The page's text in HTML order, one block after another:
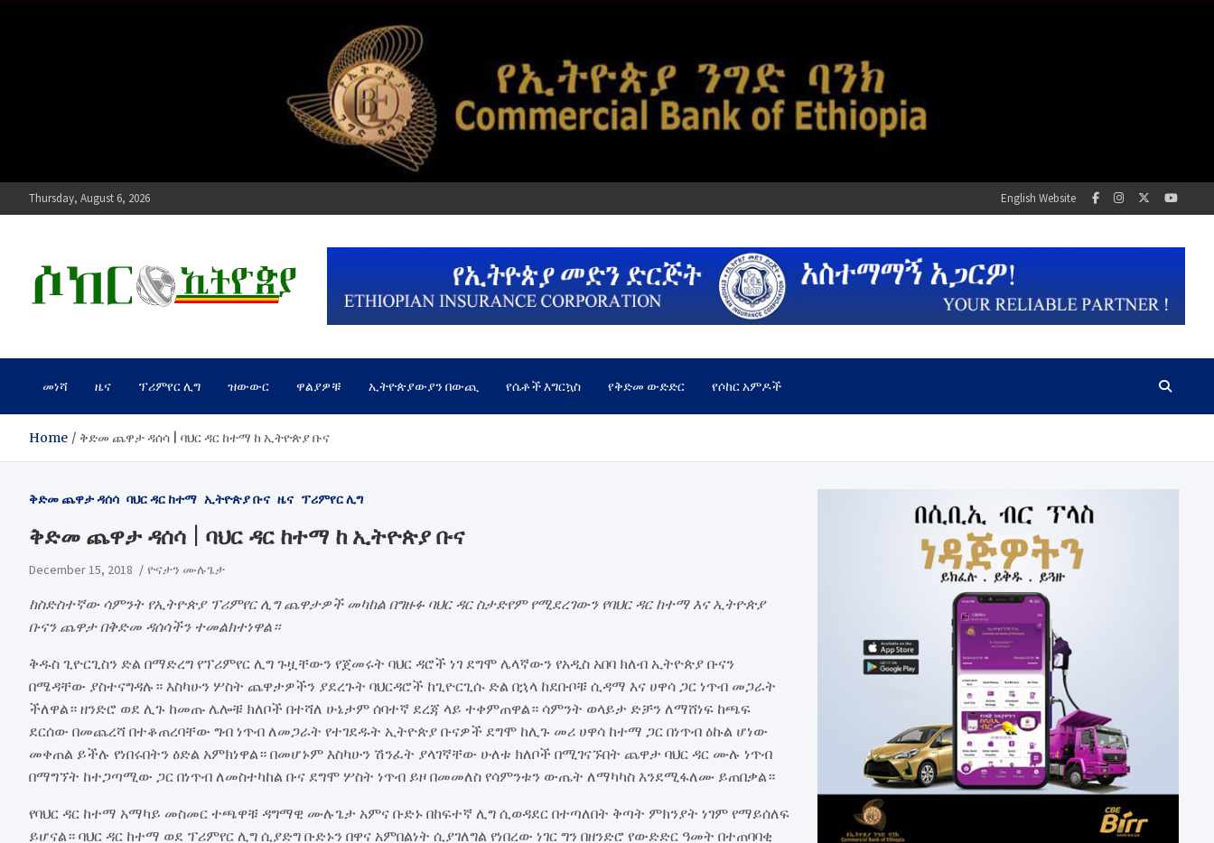
Thursday, August 6, 2026 English Website
ሶከር ኢትዮጵያ
መነሻ ዜና ፕሪምየር ሊግ ዝውውር ዋልያዎቹ ኢትዮጵያውያን በውጪ የሴቶች እግርኳስ የቅድመ ውድድር የሶከር አምዶች
Home ቅድመ ጨዋታ ዳሰሳ | ባህር ዳር ከተማ ከ ኢትዮጵያ ቡና
ቅድመ ጨዋታ ዳሰሳ ባህር ዳር ከተማ ኢትዮጵያ ቡና ዜና ፕሪምየር ሊግ
ቅድመ ጨዋታ ዳሰሳ | ባህር ዳር ከተማ ከ ኢትዮጵያ ቡና
December 15, 2018 ዮናታን ሙሉጌታ
ከስድስተኛው ሳምንት የኢትዮጵያ ፕሪምየር ሊግ ጨዋታዎች መካከል በግዙፉ ባህር ዳር ስታድየም የሚደረገውን የባህር ዳር ከተማ እና ኢትዮጵያ
ቡናን ጨዋታ በቅድመ ዳሰሳችን ተመልክተነዋል።
ቅዱስ ጊዮርጊስን ድል በማድረግ የፕሪምየር ሊግ ጉዟቸውን የጀመሩት ባህር ዳሮች ነገ ደግሞ ሌላኛውን የአዲስ አበባ ክለብ ኢትዮጵያ ቡናን
በሜዳቸው ያስተናግዳሉ። እስካሁን ሦስት ጨዋታዎችን ያደረጉት ባህርዳሮች ከጊዮርጊሱ ድል በኋላ ከደቡቦቹ ሲዳማ እና ሀዋሳ ጋር ነጥብ መጋራት
ችለዋል። ዘንድሮ ወደ ሊጉ ከመጡ ሌሎቹ ክለቦች በተሻለ ሁኔታም ሰባተኛ ደረጃ ላይ ተቀምጠዋል። ሳምንት ወላይታ ድቻን ለማሸነፍ ከጫፍ
ደርሰው በመጨረሻ በተቆጠረባቸው ግብ ነጥብ ለመጋራት የተገደዱት ኢትዮጵያ ቡናዎች ደግሞ ከሊጉ መሪ ሀዋሳ ከተማ ጋር በነጥብ ዕኩል ሆነው
መቀጠል ይችሉ የነበሩበትን ዕድል አምክነዋል። በመሆኑም እስካሁን ሽንፈት ያላገኛቸው ሁለቱ ክለቦች በሚገናኙበት ጨዋታ ባህር ዳር ሙሉ ነጥብ
በማግኘት ከተጋጣሚው ጋር በነጥብ ለመስተካከል ቡና ደግሞ ሦስት ነጥብ ይዞ በመመለስ የሳምንቱን ውጤት ለማካካስ እንደሚፋለሙ ይጠበቃል።
የባህር ዳር ከተማ አማካይ መስመር ተጫዋቹ ዳግማዊ ሙሉጌታ አምና ቡድኑ በከፍተኛ ሊግ ሲወዳደር በተጣለበት ቅጣት ምክንያት ነገም የማይሰለፍ
ይሆናል። ባህር ዳር ከተማ ወደ ፕሪምየር ሊግ ሲያድግ ቡድኑን በዋና አምበልነት ሲያገለግል የነበረው ነገር ግን በዘንድሮ የውድድር ዓመት በተጠባባቂ